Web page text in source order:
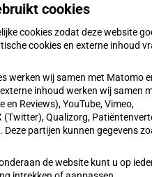
cookies
cookies zodat deze website
cookies en externe inhoud
werken wij samen met Matomo
inhoud werken wij samen
en Reviews), YouTube, Vimeo,
(Twitter), Qualizorg,
partijen kunnen gegevens
de website kunt u op